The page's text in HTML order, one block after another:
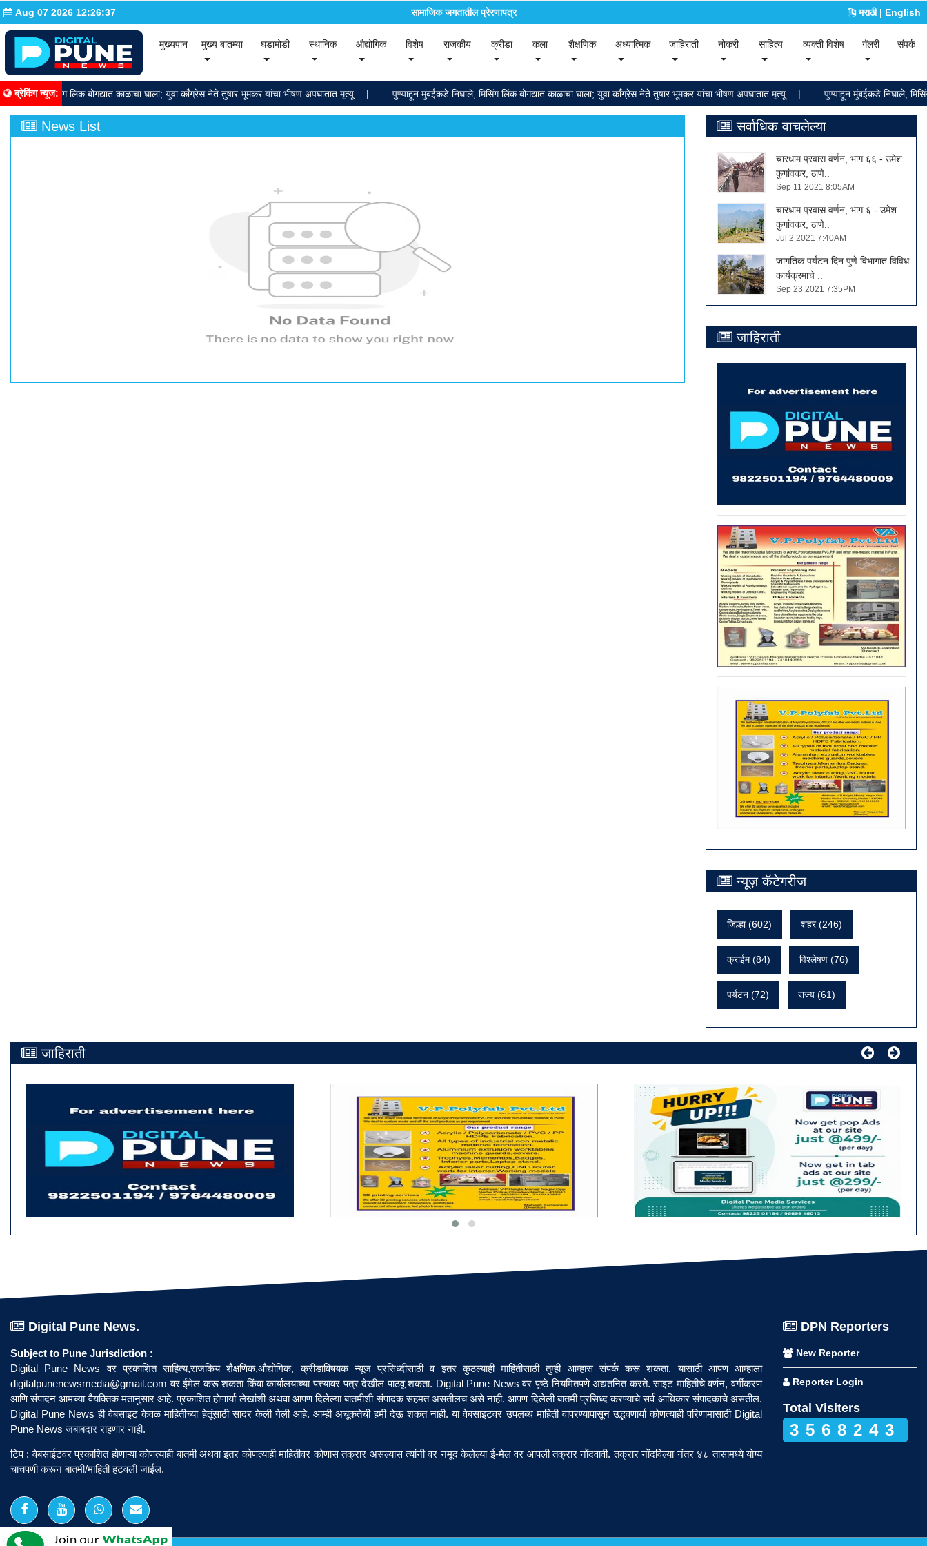
Aug 07 2026 12:26:38 सामाजिक जगतातील प्रेरणापत्र मराठी | English
मुख्यपान मुख्य बातम्या(current)
घडामोडी(current)
स्थानिक(current)
औद्योगिक(current)
विशेष(current)
राजकीय(current)
क्रीडा(current)
कला(current)
शैक्षणिक(current)अध्यात्मिक(current)
जाहिराती(current)
नोकरी(current)
साहित्य(current)व्यक्ती विशेष(current)
गॅलरी(current)
संपर्क
ब्रेकिंग न्यूज:
निघाले, मिसिंग लिंक बोगद्यात काळाचा घाला; युवा काँग्रेस नेते तुषार भूमकर यांचा भीषण अपघातात मृत्यू पुण्याहून मुंबईकडे निघाले, मिसिंग लिंक बोगद्यात काळाचा घाला; युवा काँग्रेस नेते तुषार भूमकर यांचा भीषण अपघातात मृत्यू पुण्याहून मुंबईकडे निघाले,
News List सर्वाधिक वाचलेल्या
चारधाम प्रवास वर्णन, भाग ६६ - उमेश
कुगांवकर, ठाणे..
Sep 11 2021 8:05AM
चारधाम प्रवास वर्णन, भाग ६ - उमेश
कुगांवकर, ठाणे..
Jul 2 2021 7:40AM
जागतिक पर्यटन दिन पुणे विभागात विविध
कार्यक्रमाचे ..
Sep 23 2021 7:35PM
जाहिराती
न्यूज़ कॅटेगरीज
जिल्हा (602) शहर (246)
क्राईम (84) विश्लेषण (76)
पर्यटन (72) राज्य (61)
जाहिराती
Digital Pune News.
Subject to Pune Jurisdiction :
Digital Pune News वर प्रकाशित साहित्य,राजकिय शैक्षणिक,औद्योगिक, क्रीडाविषयक न्यूज प्रसिध्दीसाठी व इतर कुठल्याही माहितीसाठी तुम्ही आम्हास संपर्क करू शकता. यासाठी आपण आम्हाला
digitalpunenewsmedia@gmail.com वर ईमेल करू शकता किंवा कार्यालयाच्या पत्त्यावर पत्र देखील पाठवू शकता. Digital Pune News वर पृष्ठे नियमितपणे अद्यतनित करते. साइट माहितीचे वर्णन, वर्गीकरण
आणि संपादन आमच्या वैयक्तिक मतानुसार आहे. प्रकाशित होणार्या लेखांशी अथवा आपण दिलेल्या बातमीशी संपादक सहमत असतीलच असे नाही. आपण दिलेली बातमी प्रसिध्द करण्याचे सर्व आधिकार संपादकाचे असतील.
Digital Pune News ही वेबसाइट केवळ माहितीच्या हेतूंसाठी सादर केली गेली आहे. आम्ही अचूकतेची हमी देऊ शकत नाही. या वेबसाइटवर उपलब्ध माहिती वापरण्यापासून उद्भवणार्या कोणत्याही परिणामासाठी Digital
Pune News जबाबदार राहणार नाही.
टिप : वेबसाईटवर प्रकाशित होणाऱ्या कोणत्याही बातमी अथवा इतर कोणत्याही माहितीवर कोणास तक्रार असल्यास त्यांनी वर नमूद केलेल्या ई-मेल वर आपली तक्रार नोंदवावी. तक्रार नोंदविल्या नंतर ४८ तासामध्ये योग्य
चाचपणी करून बातमी/माहिती हटवली जाईल.
DPN Reporters
New Reporter
Reporter Login
Total Visiters
3568243